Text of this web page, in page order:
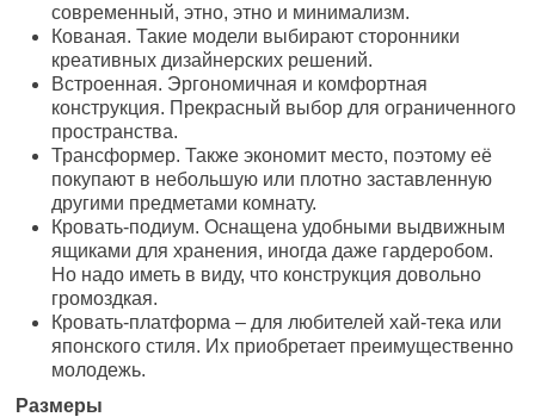
современный, этно, этно и минимализм.
Кованая. Такие модели выбирают сторонники
креативных дизайнерских решений.
Встроенная. Эргономичная и комфортная
конструкция. Прекрасный выбор для ограниченного
пространства.
Трансформер. Также экономит место, поэтому её
покупают в небольшую или плотно заставленную
другими предметами комнату.
Кровать-подиум. Оснащена удобными выдвижным
ящиками для хранения, иногда даже гардеробом.
Но надо иметь в виду, что конструкция довольно
громоздкая.
Кровать-платформа – для любителей хай-тека или
японского стиля. Их приобретает преимущественно
молодежь.
Размеры